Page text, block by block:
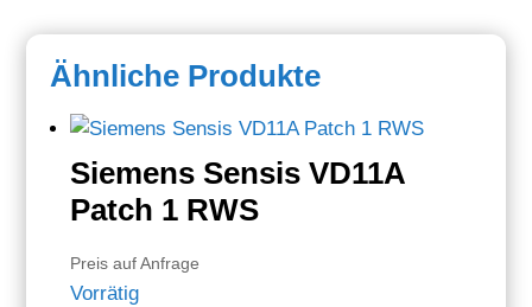
Ähnliche Produkte
Siemens Sensis VD11A
Patch 1 RWS
Preis auf Anfrage
Vorrätig